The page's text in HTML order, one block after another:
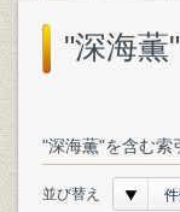
"深海薫
"深海薫"を含む
並び替え